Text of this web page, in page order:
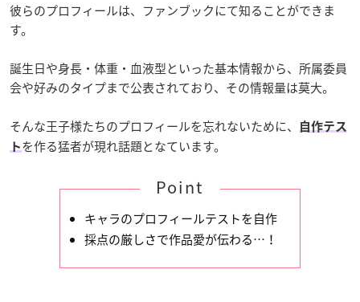
彼らのプロフィールは、ファンブックにて知ることができま
す。
誕生日や身長・体重・血液型といった基本情報から、所属委員
会や好みのタイプまで公表されており、その情報量は莫大。
そんな王子様たちのプロフィールを忘れないために、
自作テス
ト を作る猛者が現れ話題となています。
Point
キャラのプロフィールテストを自作
採点の厳しさで作品愛が伝わる…！